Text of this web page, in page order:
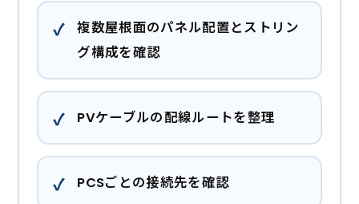
複数屋根面のパネル配置とストリン
グ構成を確認
PVケーブルの配線ルートを整理
PCSごとの接続先を確認